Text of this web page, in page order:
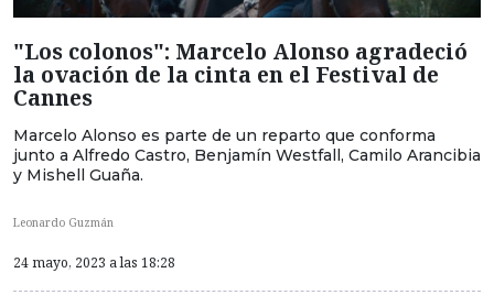
"Los colonos": Marcelo Alonso agradeció
la ovación de la cinta en el Festival de
Cannes
Marcelo Alonso es parte de un reparto que conforma
junto a Alfredo Castro, Benjamín Westfall, Camilo Arancibia
y Mishell Guaña.
Leonardo Guzmán
24 mayo, 2023 a las 18:28